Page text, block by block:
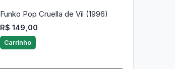
Funko Pop Cruella de Vil (1996)
R$ 149,00
Carrinho